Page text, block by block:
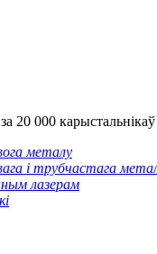
20 000 карыстальнікаў
металу
і трубчастага
лазерам